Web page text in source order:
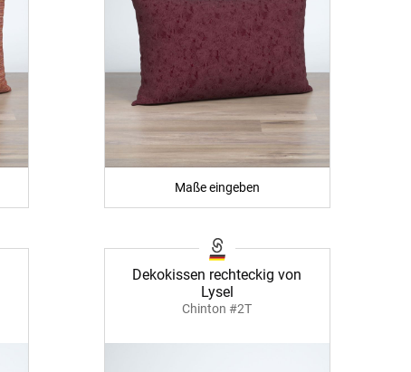
Maße eingeben
Dekokissen rechteckig von
Lysel
Chinton #2T